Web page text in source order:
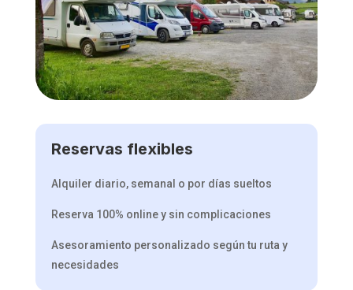
Reservas flexibles
Alquiler diario, semanal o por días sueltos
Reserva 100% online y sin complicaciones
Asesoramiento personalizado según tu ruta y
necesidades